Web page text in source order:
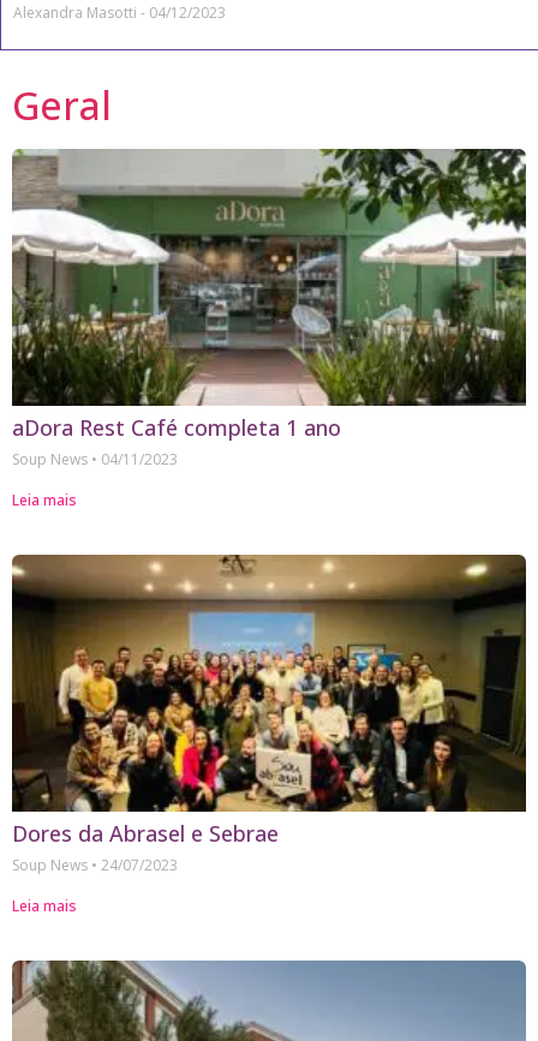
Alexandra Masotti 04/12/2023
Geral
aDora Rest Café completa 1 ano
Soup News
04/11/2023
Leia mais
Dores da Abrasel e Sebrae
Soup News
24/07/2023
Leia mais